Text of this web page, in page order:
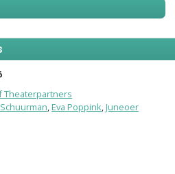
Theaterpartners
,Eva Poppink,Juneoer